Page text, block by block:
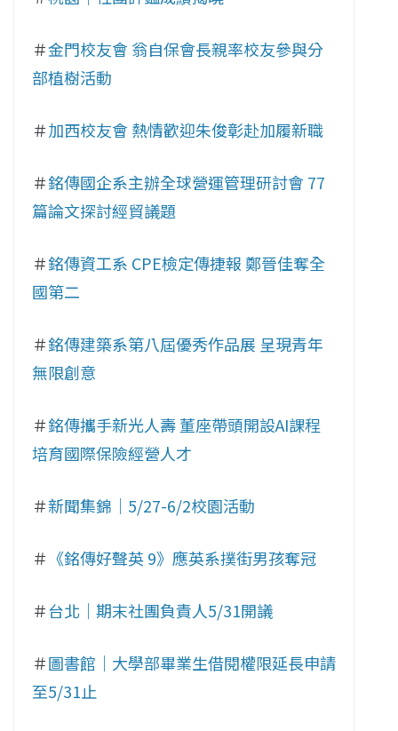
＃金門校友會 翁自保會長親率校友參與分
部植樹活動
＃加西校友會 熱情歡迎朱俊彰赴加履新職
＃銘傳國企系主辦全球營運管理研討會 77
篇論文探討經貿議題
＃銘傳資工系 CPE檢定傳捷報 鄭晉佳奪全
國第二
＃銘傳建築系第八屆優秀作品展 呈現青年
無限創意
＃銘傳攜手新光人壽 董座帶頭開設AI課程
培育國際保險經營人才
＃新聞集錦｜5/27-6/2校園活動
＃ 《銘傳好聲英 9》應英系撲街男孩奪冠
＃台北｜期末社團負責人5/31開議
＃圖書館｜大學部畢業生借閱權限延長申請
至5/31止